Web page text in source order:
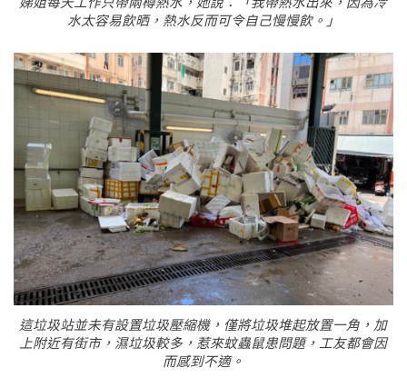
娣姐每天工作只帶兩樽熱水，她說：「我帶熱水出來，因為冷
水太容易飲晒，熱水反而可令自己慢慢飲。」
這垃圾站並未有設置垃圾壓縮機，僅將垃圾堆起放置一角，加
上附近有街市，濕垃圾較多，惹來蚊蟲鼠患問題，工友都會因
而感到不適。